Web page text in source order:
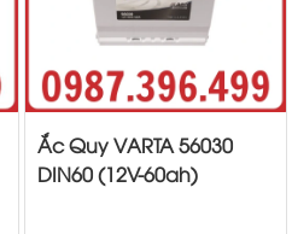
Ắc Quy VARTA 56030
DIN60 (12V-60ah)